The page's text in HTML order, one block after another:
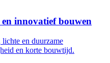
innovatief bouwen
en duurzame
en korte bouwtijd.